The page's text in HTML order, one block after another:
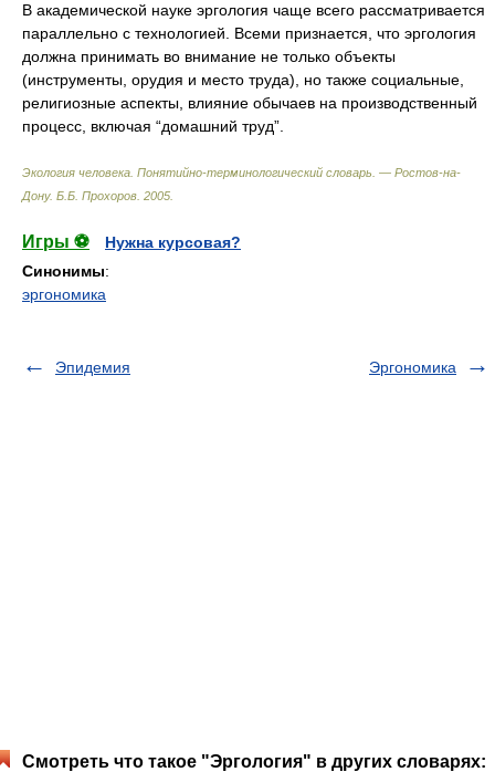
В академической науке эргология чаще всего рассматривается
параллельно с технологией. Всеми признается, что эргология
должна принимать во внимание не только объекты
(инструменты, орудия и место труда), но также социальные,
религиозные аспекты, влияние обычаев на производственный
процесс, включая “домашний труд”.
Экология человека. Понятийно-терминологический словарь. — Ростов-на-
Дону. Б.Б. Прохоров 2005
Игры ⚽
Нужна курсовая?
Синонимы:
эргономика
Эпидемия Эргономика
Смотреть что такое "Эргология" в других словарях: